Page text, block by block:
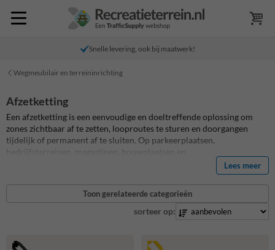
Snelle levering, ook bij maatwerk!
Wegmeubilair en terreininrichting
Afzetketting
Een afzetketting is een eenvoudige en doeltreffende oplossing om
zones zichtbaar af te zetten, looproutes te sturen en doorgangen
tijdelijk of permanent af te sluiten. Op parkeerplaatsen,
bedrijfsterreinen, magazijnen, bouwplaatsen en
evenemententerreinen zorgt een goede afsluitketting direct voor
meer overzicht en veiligheid. Je kiest daarbij uit een kunststof
afzetketting voor lichte en snelle afzettingen of een stalen
afzetketting voor een robuustere toepassing binnen of buiten.
Lees meer
Toon gerelateerde categorieën
sorteer op: